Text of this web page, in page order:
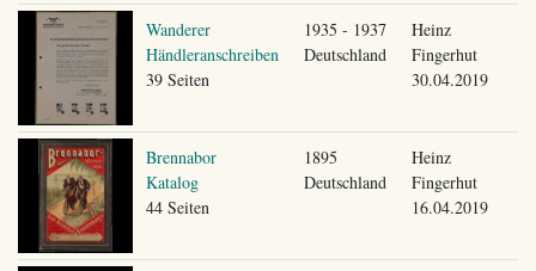
Wanderer
Händleranschreiben
39 Seiten
1935 - 1937
Deutschland
Heinz
Fingerhut
30.04.2019
Brennabor
Katalog
44 Seiten
1895
Deutschland
Heinz
Fingerhut
16.04.2019